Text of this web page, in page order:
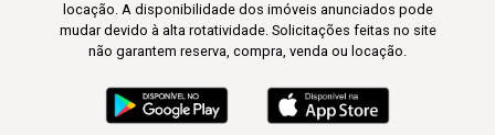
locação. A disponibilidade dos imóveis anunciados pode
mudar devido à alta rotatividade. Solicitações feitas no site
não garantem reserva, compra, venda ou locação.